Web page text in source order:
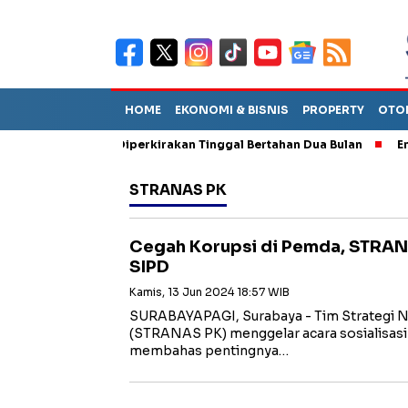
HOME EKONOMI & BISNIS PROPERTY
Sebut TPA Diperkirakan Tinggal Bertahan Dua Bulan Empat
STRANAS PK
Cegah Korupsi di Pemda,
SIPD
Kamis, 13 Jun 2024 18:57 WIB
SURABAYAPAGI, Surabaya - Tim Strategi
(STRANAS PK) menggelar acara
membahas pentingnya…